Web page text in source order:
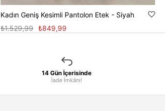
Kadın Geniş Kesimli Pantolon Etek - Siyah
₺849,99
₺1.529,99
14 Gün İçerisinde
İade İmkânı!